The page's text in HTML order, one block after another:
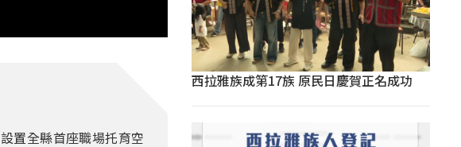
置全縣首座職場托育空
西拉雅族成第17族 原民日慶賀正名成功